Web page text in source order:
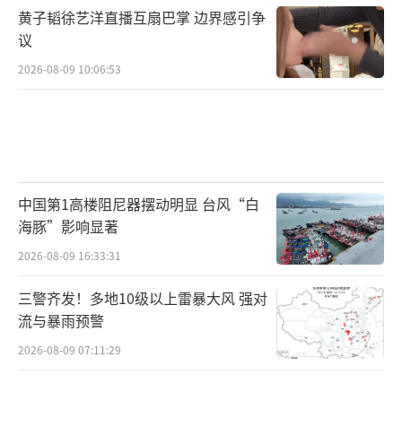
黄子韬徐艺洋直播互扇巴掌 边界感引争
议
2026-08-09 10:06:53
中国第1高楼阻尼器摆动明显 台风“白
海豚”影响显著
2026-08-09 16:33:31
三警齐发！多地10级以上雷暴大风 强对
流与暴雨预警
2026-08-09 07:11:29